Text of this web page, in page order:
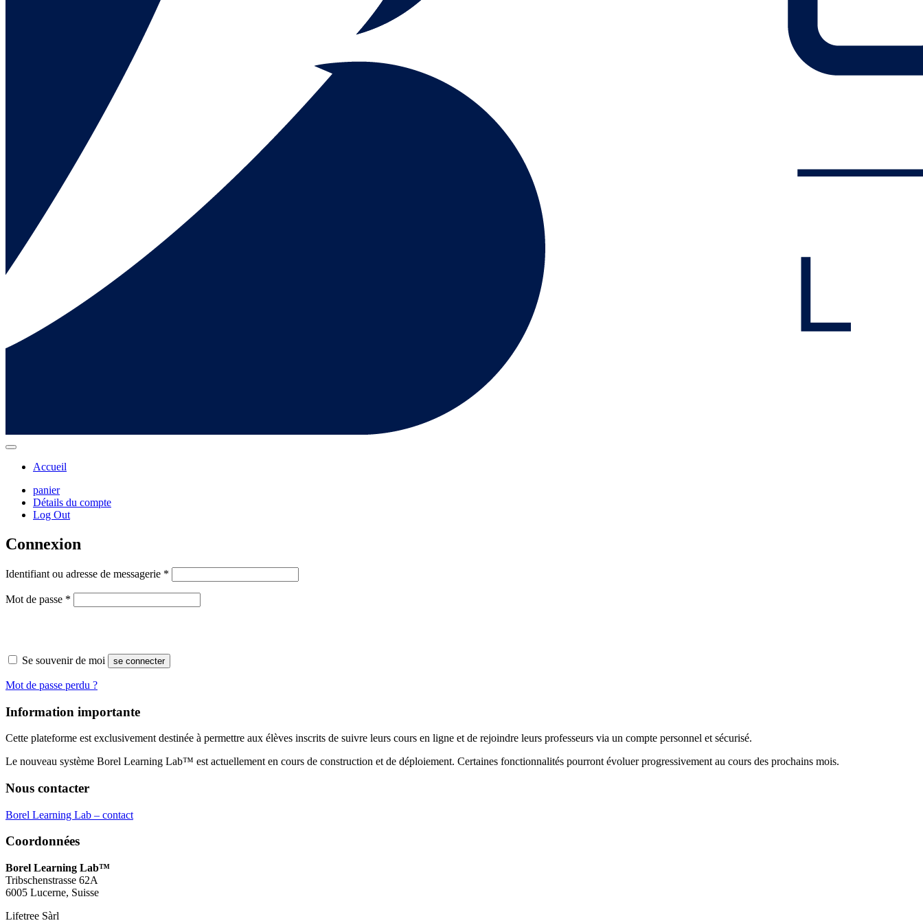
Accueil
panier
Détails du compte
Log Out
Connexion
Identifiant ou adresse de messagerie *
Mot de passe *
Se souvenir de moi se connecter
Mot de passe perdu ?
Information importante
Cette plateforme est exclusivement destinée à permettre aux élèves inscrits de suivre leurs cours en ligne et de rejoindre leurs professeurs via un compte personnel et sécurisé.
Le nouveau système Borel Learning Lab™ est actuellement en cours de construction et de déploiement. Certaines fonctionnalités pourront évoluer progressivement au cours des prochains mois.
Nous contacter
Borel Learning Lab – contact
Coordonnées
Borel Learning Lab™
Tribschenstrasse 62A
6005 Lucerne, Suisse
Lifetree Sàrl